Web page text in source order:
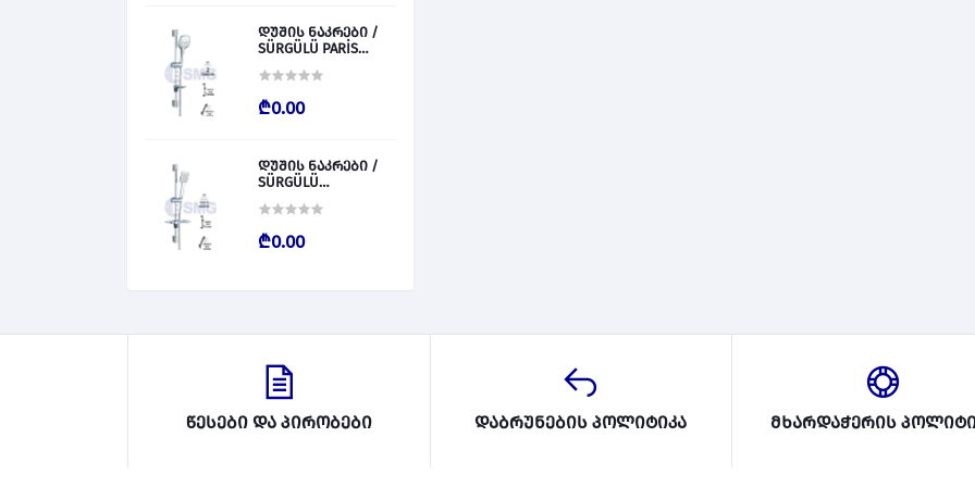
დუშის ნაკრები /
SÜRGÜLÜ PARİS
₾0.00
დუშის ნაკრები /
SÜRGÜLÜ
₾0.00
წესები და პირობები დაბრუნების პოლიტიკა მხარდაჭერის